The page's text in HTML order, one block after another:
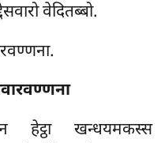
वेदितब्बो.
हेट्ठा खन्धयमकस्स